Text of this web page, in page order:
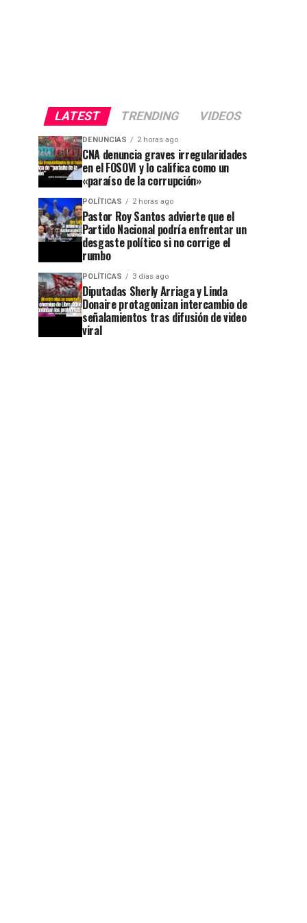
LATEST TRENDING VIDEOS
DENUNCIAS 2 horas ago
CNA denuncia graves irregularidades
en el FOSOVI y lo califica como un
«paraíso de la corrupción»
POLÍTICAS 2 horas ago
Pastor Roy Santos advierte que el
Partido Nacional podría enfrentar un
desgaste político si no corrige el
rumbo
POLÍTICAS 3 días ago
Diputadas Sherly Arriaga y Linda
Donaire protagonizan intercambio de
señalamientos tras difusión de video
viral